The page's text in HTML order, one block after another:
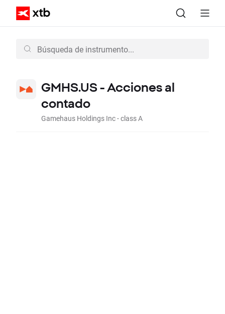
GMHS.US - Acciones al
contado
Gamehaus Holdings Inc - class A